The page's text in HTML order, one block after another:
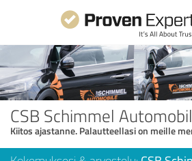
CSB Schimmel
Kiitos ajastanne. Palautteellasi on meille